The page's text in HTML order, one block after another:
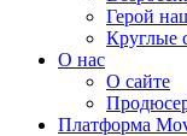
Герой
Круглые
О нас
О сайте
Платформа